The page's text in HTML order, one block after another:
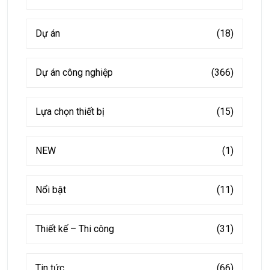
Dự án (18)
Dự án công nghiệp (366)
Lựa chọn thiết bị (15)
NEW (1)
Nổi bật (11)
Thiết kế – Thi công (31)